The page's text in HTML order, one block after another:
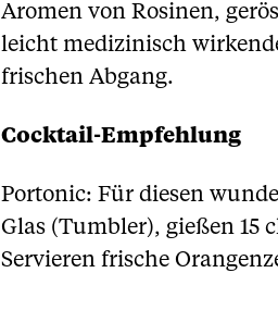
Aromen von Rosinen,
leicht medizinisch
frischen Abgang.
Cocktail-Empfehlung
Portonic: Für diesen
Glas (Tumbler), gießen 15
Servieren frische